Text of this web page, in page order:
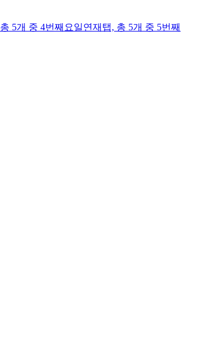
총 5개 중 4번째 요일연재 탭, 총 5개 중 5번째